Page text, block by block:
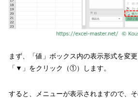
まず、
「値」ボックス内の表示形式を変
「▼」をクリック（①）
します。
すると、メニューが表示されますので、